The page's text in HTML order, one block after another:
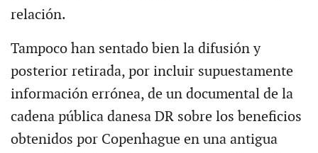
relación.
Tampoco han sentado bien la difusión y
posterior retirada, por incluir supuestamente
información errónea, de un documental de la
cadena pública danesa DR sobre los beneficios
obtenidos por Copenhague en una antigua